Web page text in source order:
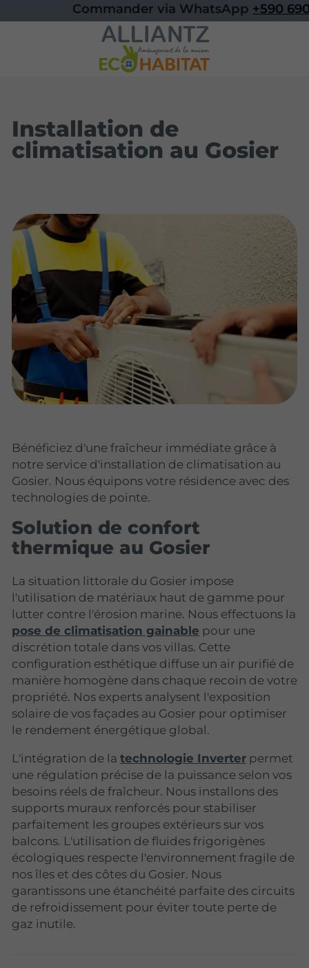
Commander via WhatsApp+590
Installation de
climatisation au Gosier
Bénéficiez d'une fraîcheur immédiate grâce à
notre service d'installation de climatisation au
Gosier. Nous équipons votre résidence avec des
technologies de pointe.
Solution de confort
thermique au Gosier
La situation littorale du Gosier impose
l'utilisation de matériaux haut de gamme pour
lutter contre l'érosion marine. Nous effectuons la
pose de climatisation gainable pour une
discrétion totale dans vos villas. Cette
configuration esthétique diffuse un air purifié de
manière homogène dans chaque recoin de votre
propriété. Nos experts analysent l'exposition
solaire de vos façades au Gosier pour optimiser
le rendement énergétique global.
L'intégration de la technologie Inverter permet
une régulation précise de la puissance selon vos
besoins réels de fraîcheur. Nous installons des
supports muraux renforcés pour stabiliser
parfaitement les groupes extérieurs sur vos
balcons. L'utilisation de fluides frigorigènes
écologiques respecte l'environnement fragile de
nos îles et des côtes du Gosier. Nous
garantissons une étanchéité parfaite des circuits
de refroidissement pour éviter toute perte de
gaz inutile.